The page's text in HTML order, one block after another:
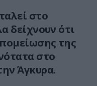
στο
δείχνουν ότι
της
στο
Άγκυρα.